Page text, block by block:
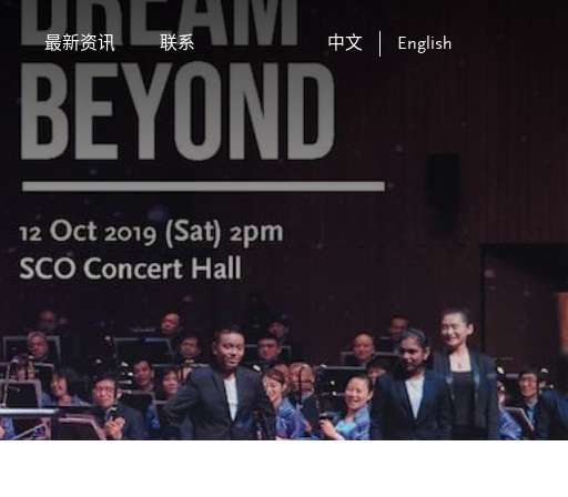
最新资讯 联系 中文 English